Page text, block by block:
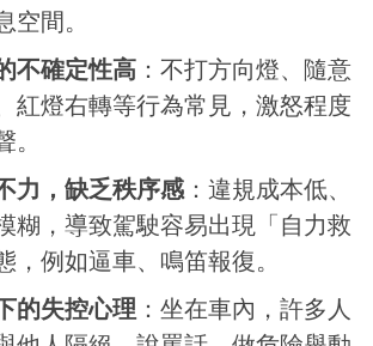
空間。
不確定性高 ：不打方向燈、隨意
紅燈右轉等行為常見，激怒程度
。
力，缺乏秩序感 ：違規成本低、
糊，導致駕駛容易出現「自力救
，例如逼車、鳴笛報復。
的失控心理 ：坐在車內，許多人